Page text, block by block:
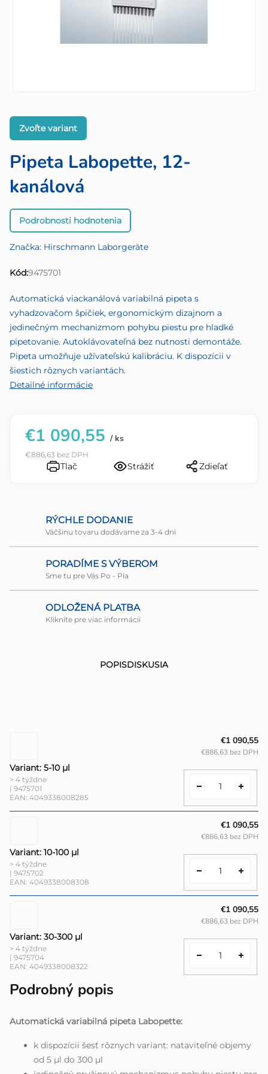
Pipeta Labopette, 12-
kanálová
Priemerné
hodnotenie
je
0,0
5
hviezdičiek.
Podrobnosti hodnotenia
Značka: Hirschmann Laborgeräte
Kód:9475701
Zvoľte variant
Automatická viackanálová variabilná pipeta s
vyhadzovačom špičiek, ergonomickým dizajnom a
jedinečným mechanizmom pohybu piestu pre hladké
pipetovanie. Autoklávovateľná bez nutnosti demontáže.
Pipeta umožňuje užívateľskú kalibráciu. K dispozícii v
šiestich rôznych variantách.
Detailné informácie
€1 090,55 / ks
€886,63 bez DPH
Tlač Strážiť Zdieľať
RÝCHLE DODANIE
Väčšinu tovaru dodávame za 3-4 dni
PORADÍME S VÝBEROM
Sme tu pre Vás Po - Pia
ODLOŽENÁ PLATBA
Kliknite pre viac informácií
POPISDISKUSIA
Variant: 5-10 µl
> 4 týždne
| 9475701
EAN: 4049338008285
€1 090,55
€886,63 bez DPH
Variant: 10-100 µl
> 4 týždne
| 9475702
EAN: 4049338008308
€1 090,55
€886,63 bez DPH
Variant: 30-300 µl
> 4 týždne
| 9475704
EAN: 4049338008322
€1 090,55
€886,63 bez DPH
Podrobný popis
Automatická variabilná pipeta Labopette:
k dispozícii šesť rôznych variant: nataviteľné objemy
od 5 µl do 300 µl